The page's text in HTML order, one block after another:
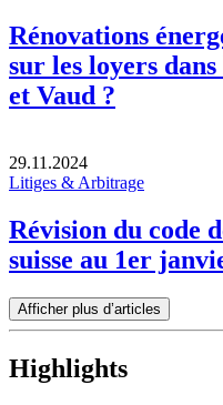
Rénovations
sur les loyers dans
et Vaud ?
29.11.2024
Litiges & Arbitrage
Révision du code
suisse au 1er
Afficher plus d’articles
Highlights